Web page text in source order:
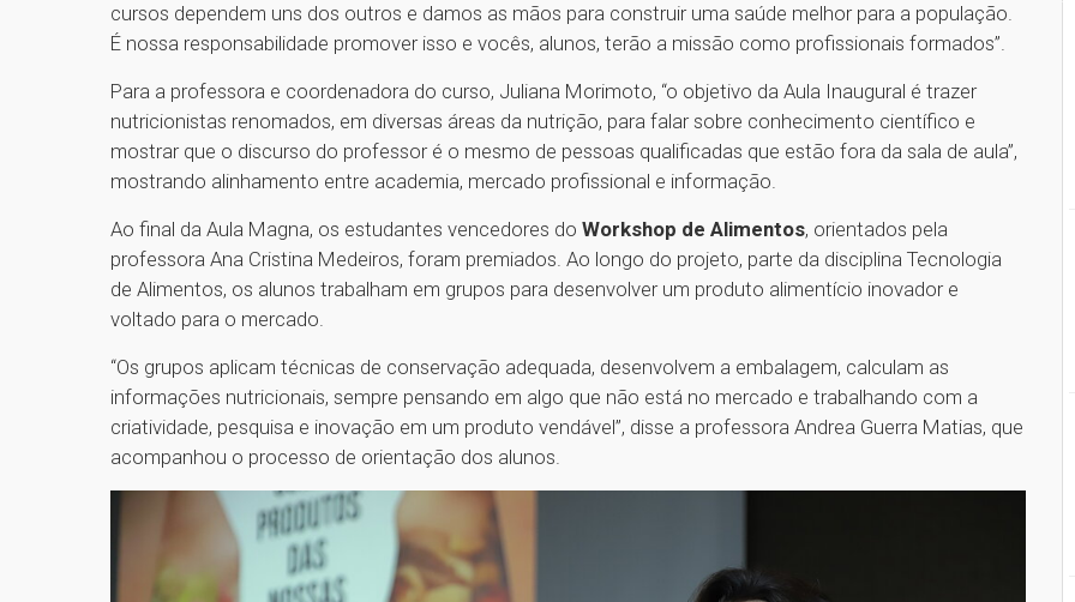
cursos dependem uns dos outros e damos as mãos para construir uma saúde melhor para a população.
É nossa responsabilidade promover isso e vocês, alunos, terão a missão como profissionais formados”.
Para a professora e coordenadora do curso, Juliana Morimoto, “o objetivo da Aula Inaugural é trazer
nutricionistas renomados, em diversas áreas da nutrição, para falar sobre conhecimento científico e
mostrar que o discurso do professor é o mesmo de pessoas qualificadas que estão fora da sala de aula”,
mostrando alinhamento entre academia, mercado profissional e informação.
Ao final da Aula Magna, os estudantes vencedores do Workshop de Alimentos, orientados pela
professora Ana Cristina Medeiros, foram premiados. Ao longo do projeto, parte da disciplina Tecnologia
de Alimentos, os alunos trabalham em grupos para desenvolver um produto alimentício inovador e
voltado para o mercado.
“Os grupos aplicam técnicas de conservação adequada, desenvolvem a embalagem, calculam as
informações nutricionais, sempre pensando em algo que não está no mercado e trabalhando com a
criatividade, pesquisa e inovação em um produto vendável”, disse a professora Andrea Guerra Matias, que
acompanhou o processo de orientação dos alunos.